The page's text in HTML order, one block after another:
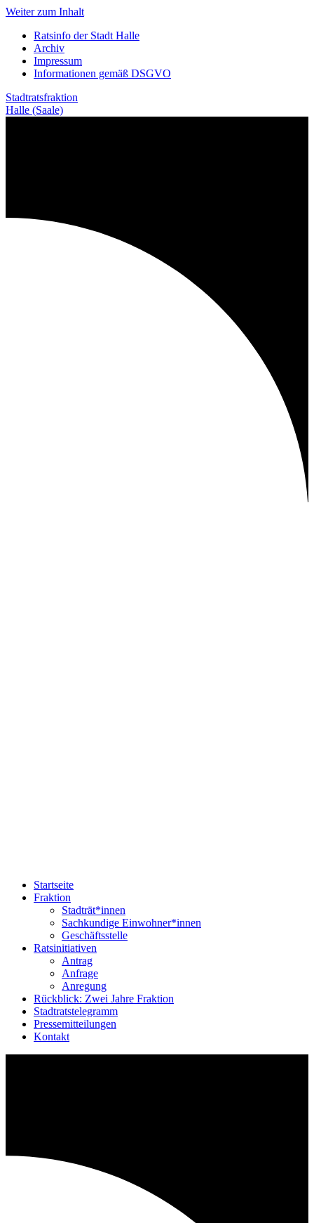
Weiter zum Inhalt
Ratsinfo der Stadt Halle
Archiv
Impressum
Informationen gemäß DSGVO
Stadtratsfraktion
Halle (Saale)
Startseite
Fraktion
Stadträt*innen
Sachkundige Einwohner*innen
Geschäftsstelle
Ratsinitiativen
Antrag
Anfrage
Anregung
Rückblick: Zwei Jahre Fraktion
Stadtratstelegramm
Pressemitteilungen
Kontakt